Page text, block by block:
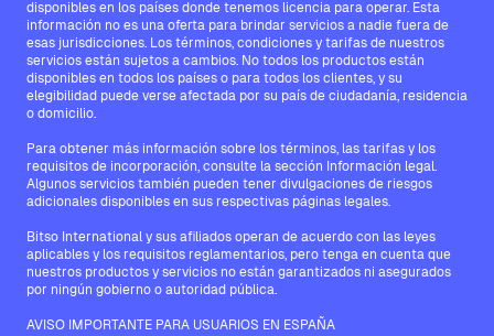
disponibles en los países donde tenemos licencia para operar. Esta
información no es una oferta para brindar servicios a nadie fuera de
esas jurisdicciones. Los términos, condiciones y tarifas de nuestros
servicios están sujetos a cambios. No todos los productos están
disponibles en todos los países o para todos los clientes, y su
elegibilidad puede verse afectada por su país de ciudadanía, residencia
o domicilio.
Para obtener más información sobre los términos, las tarifas y los
requisitos de incorporación, consulte la sección Información legal.
Algunos servicios también pueden tener divulgaciones de riesgos
adicionales disponibles en sus respectivas páginas legales.
Bitso International y sus afiliados operan de acuerdo con las leyes
aplicables y los requisitos reglamentarios, pero tenga en cuenta que
nuestros productos y servicios no están garantizados ni asegurados
por ningún gobierno o autoridad pública.
AVISO IMPORTANTE PARA USUARIOS EN ESPAÑA